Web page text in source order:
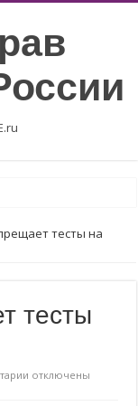
тесты на
тесты
к
отключены